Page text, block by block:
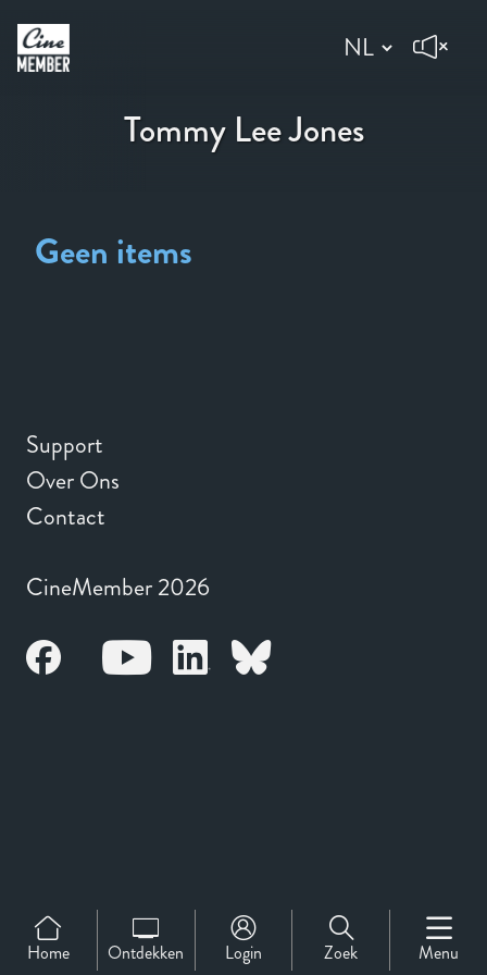
Tommy Lee Jones
Geen items
Home Ontdekken Login Zoek Menu
CineMember 2026
Support
Over Ons
Contact